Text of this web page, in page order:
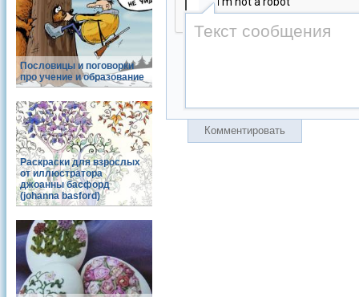
Пословицы и поговорки
про учение и образование
Раскраски для взрослых
от иллюстратора
джоанны басфорд
(johanna basford)
Комментировать